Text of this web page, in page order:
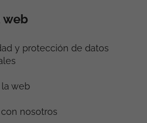
web
y protección de datos
web
con nosotros